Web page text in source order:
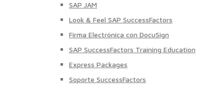
SAP JAM
Look & Feel SAP SuccessFactors
Firma Electrónica con DocuSign
SAP SuccessFactors Training Education
Express Packages
Soporte SuccessFactors